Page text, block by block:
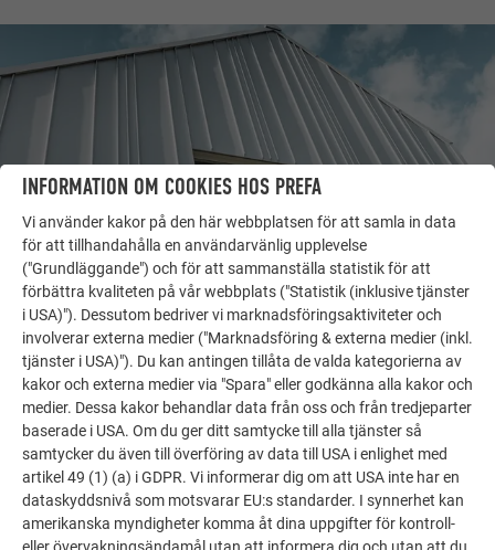
LÅT DIG INSPIRERAS
FLER OBJEKT
PREFA:s referensgalleri visar hur mångsidigt
aluminium kan användas. Upptäck fler imponerande
projekt med PREFA:s hållbara aluminiumlösningar för
tak, solenergi och fasader.
SE FLER REFERENSER
INFORMATION OM COOKIES HOS PREFA
Vi använder kakor på den här webbplatsen för att samla in data
för att tillhandahålla en användarvänlig upplevelse
("Grundläggande") och för att sammanställa statistik för att
förbättra kvaliteten på vår webbplats ("Statistik (inklusive tjänster
i USA)"). Dessutom bedriver vi marknadsföringsaktiviteter och
involverar externa medier ("Marknadsföring & externa medier (inkl.
tjänster i USA)"). Du kan antingen tillåta de valda kategorierna av
kakor och externa medier via "Spara" eller godkänna alla kakor och
medier. Dessa kakor behandlar data från oss och från tredjeparter
baserade i USA. Om du ger ditt samtycke till alla tjänster så
samtycker du även till överföring av data till USA i enlighet med
artikel 49 (1) (a) i GDPR. Vi informerar dig om att USA inte har en
dataskyddsnivå som motsvarar EU:s standarder. I synnerhet kan
amerikanska myndigheter komma åt dina uppgifter för kontroll-